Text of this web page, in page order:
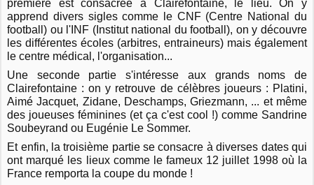
première est consacrée à Clairefontaine, le lieu. On y
apprend divers sigles comme le CNF (Centre National du
football) ou l'INF (Institut national du football), on y découvre
les différentes écoles (arbitres, entraineurs) mais également
le centre médical, l'organisation...
Une seconde partie s'intéresse aux grands noms de
Clairefontaine : on y retrouve de célèbres joueurs : Platini,
Aimé Jacquet, Zidane, Deschamps, Griezmann, ... et même
des joueuses féminines (et ça c'est cool !) comme Sandrine
Soubeyrand ou Eugénie Le Sommer.
Et enfin, la troisième partie se consacre à diverses dates qui
ont marqué les lieux comme le fameux 12 juillet 1998 où la
France remporta la coupe du monde !